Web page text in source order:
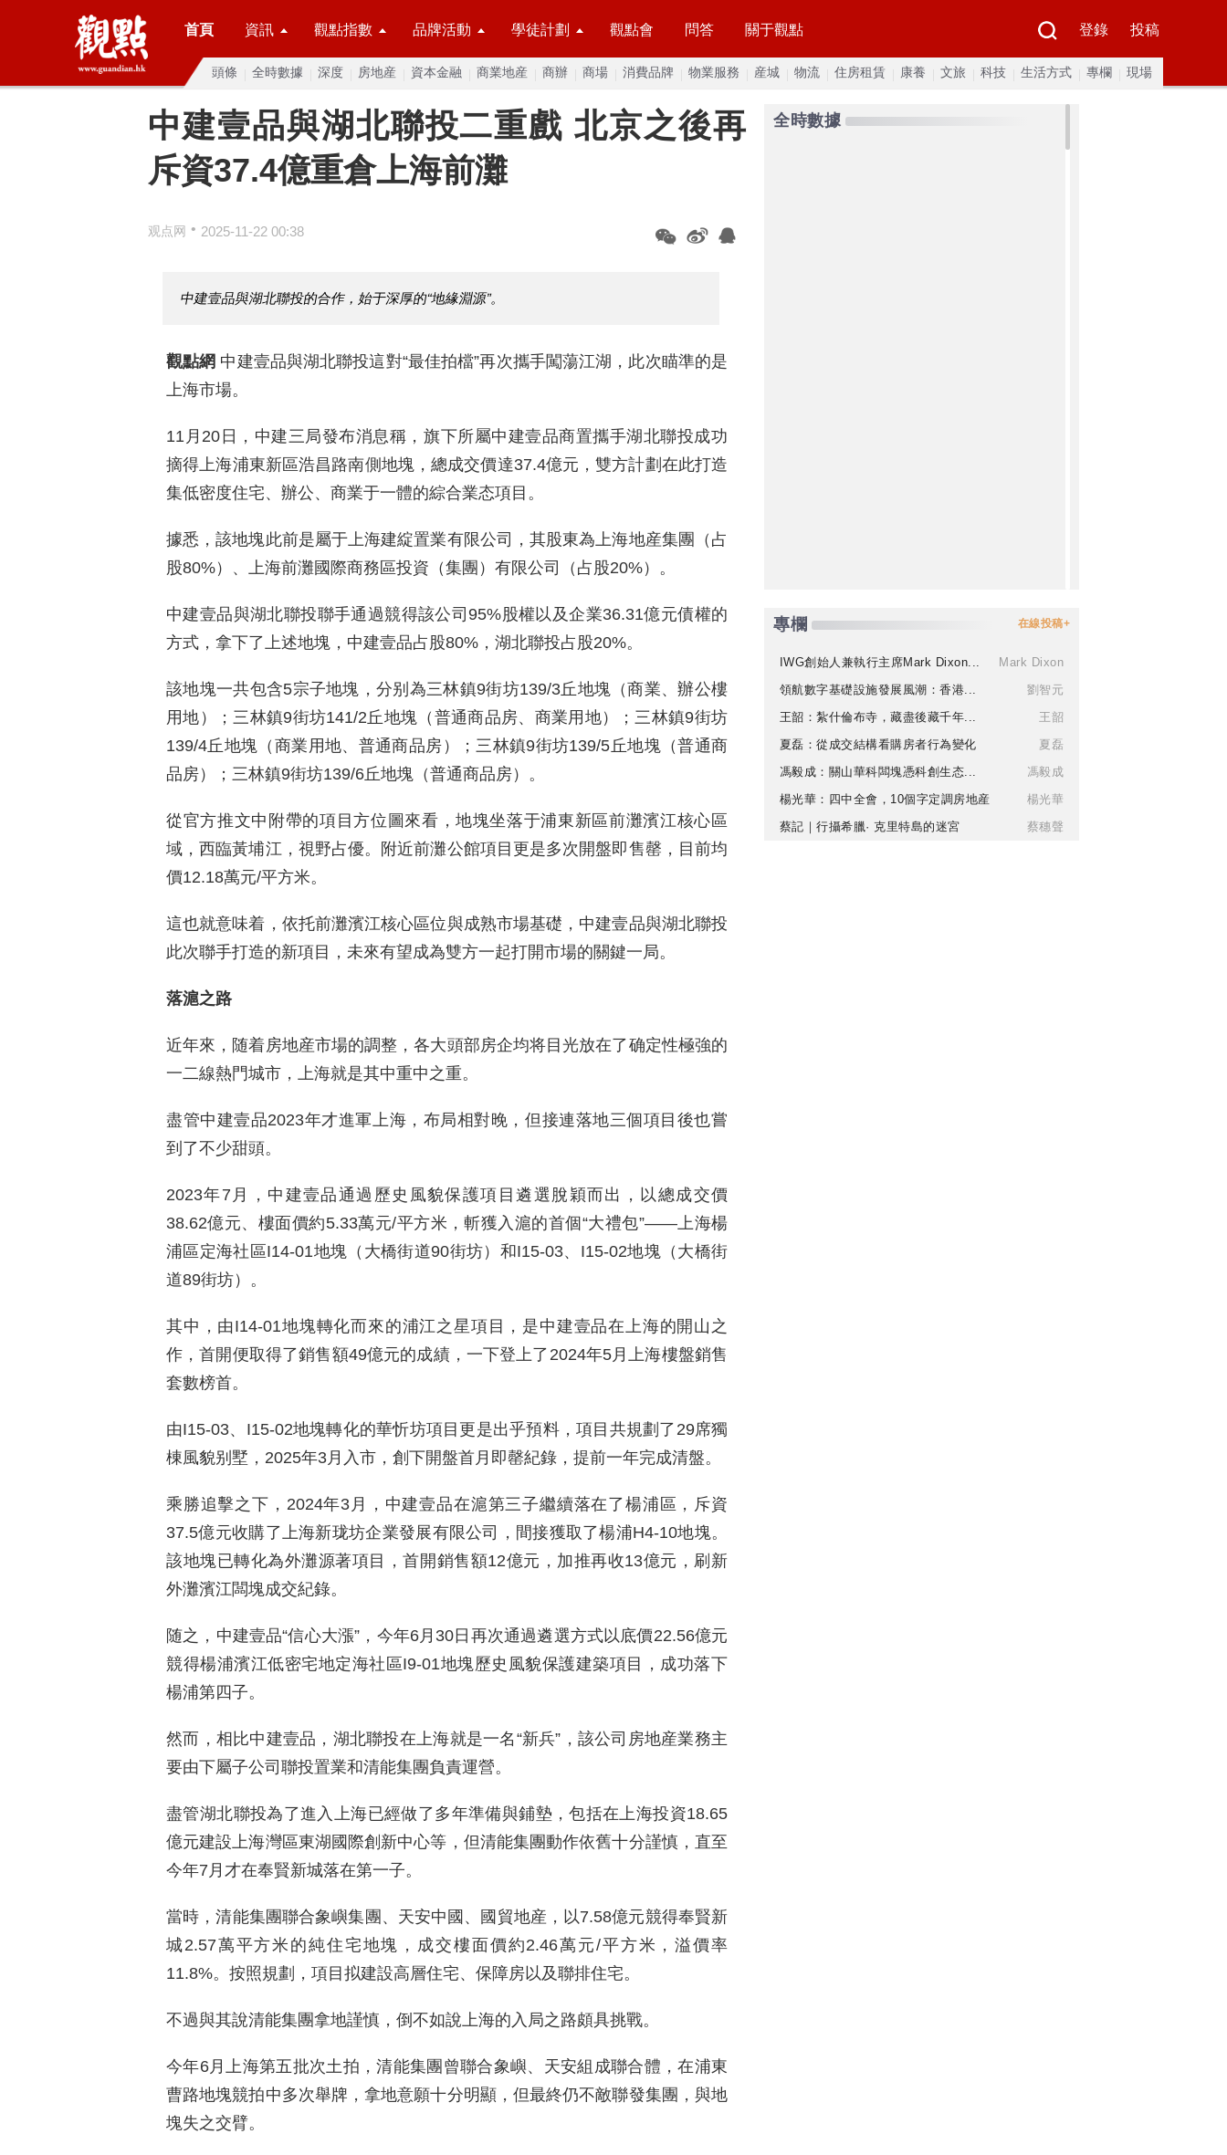
首頁 資訊 觀點指數 品牌活動 學徒計劃 觀點會 問答 關于觀點 登錄 投稿
頭條 全時數據 深度 房地産 資本金融 商業地産 商辦 商場 消費品牌 物業服務 産城 物流 住房租賃 康養 文旅 科技 生活方式 專欄 現場
中建壹品與湖北聯投二重戲 北京之後再
斥資37.4億重倉上海前灘
观点网 • 2025-11-22 00:38
中建壹品與湖北聯投的合作，始于深厚的“地緣淵源”。
觀點網 中建壹品與湖北聯投這對“最佳拍檔”再次攜手闖蕩江湖，此次瞄準的是
上海市場。
11月20日，中建三局發布消息稱，旗下所屬中建壹品商置攜手湖北聯投成功
摘得上海浦東新區浩昌路南側地塊，總成交價達37.4億元，雙方計劃在此打造
集低密度住宅、辦公、商業于一體的綜合業态項目。
據悉，該地塊此前是屬于上海建綻置業有限公司，其股東為上海地産集團（占
股80%）、上海前灘國際商務區投資（集團）有限公司（占股20%）。
中建壹品與湖北聯投聯手通過競得該公司95%股權以及企業36.31億元債權的
方式，拿下了上述地塊，中建壹品占股80%，湖北聯投占股20%。
該地塊一共包含5宗子地塊，分别為三林鎮9街坊139/3丘地塊（商業、辦公樓
用地）；三林鎮9街坊141/2丘地塊（普通商品房、商業用地）；三林鎮9街坊
139/4丘地塊（商業用地、普通商品房）；三林鎮9街坊139/5丘地塊（普通商
品房）；三林鎮9街坊139/6丘地塊（普通商品房）。
從官方推文中附帶的項目方位圖來看，地塊坐落于浦東新區前灘濱江核心區
域，西臨黃埔江，視野占優。附近前灘公館項目更是多次開盤即售罄，目前均
價12.18萬元/平方米。
這也就意味着，依托前灘濱江核心區位與成熟市場基礎，中建壹品與湖北聯投
此次聯手打造的新項目，未來有望成為雙方一起打開市場的關鍵一局。
落滬之路
近年來，随着房地産市場的調整，各大頭部房企均将目光放在了确定性極強的
一二線熱門城市，上海就是其中重中之重。
盡管中建壹品2023年才進軍上海，布局相對晚，但接連落地三個項目後也嘗
到了不少甜頭。
2023年7月，中建壹品通過歷史風貌保護項目遴選脫穎而出，以總成交價
38.62億元、樓面價約5.33萬元/平方米，斬獲入滬的首個“大禮包”——上海楊
浦區定海社區I14-01地塊（大橋街道90街坊）和I15-03、I15-02地塊（大橋街
道89街坊）。
其中，由I14-01地塊轉化而來的浦江之星項目，是中建壹品在上海的開山之
作，首開便取得了銷售額49億元的成績，一下登上了2024年5月上海樓盤銷售
套數榜首。
由I15-03、I15-02地塊轉化的華忻坊項目更是出乎預料，項目共規劃了29席獨
棟風貌别墅，2025年3月入市，創下開盤首月即罄紀錄，提前一年完成清盤。
乘勝追擊之下，2024年3月，中建壹品在滬第三子繼續落在了楊浦區，斥資
37.5億元收購了上海新珑坊企業發展有限公司，間接獲取了楊浦H4-10地塊。
該地塊已轉化為外灘源著項目，首開銷售額12億元，加推再收13億元，刷新
外灘濱江闆塊成交紀錄。
随之，中建壹品“信心大漲”，今年6月30日再次通過遴選方式以底價22.56億元
競得楊浦濱江低密宅地定海社區I9-01地塊歷史風貌保護建築項目，成功落下
楊浦第四子。
然而，相比中建壹品，湖北聯投在上海就是一名“新兵”，該公司房地産業務主
要由下屬子公司聯投置業和清能集團負責運營。
盡管湖北聯投為了進入上海已經做了多年準備與鋪墊，包括在上海投資18.65
億元建設上海灣區東湖國際創新中心等，但清能集團動作依舊十分謹慎，直至
今年7月才在奉賢新城落在第一子。
當時，清能集團聯合象嶼集團、天安中國、國貿地産，以7.58億元競得奉賢新
城2.57萬平方米的純住宅地塊，成交樓面價約2.46萬元/平方米，溢價率
11.8%。按照規劃，項目拟建設高層住宅、保障房以及聯排住宅。
不過與其說清能集團拿地謹慎，倒不如說上海的入局之路頗具挑戰。
今年6月上海第五批次土拍，清能集團曾聯合象嶼、天安組成聯合體，在浦東
曹路地塊競拍中多次舉牌，拿地意願十分明顯，但最終仍不敵聯發集團，與地
塊失之交臂。
全時數據
專欄 在線投稿+
IWG創始人兼執行主席Mark Dixon...
Mark Dixon
領航數字基礎設施發展風潮：香港...
劉智元
王韶：紮什倫布寺，藏盡後藏千年...
王韶
夏磊：從成交結構看購房者行為變化
夏磊
馮毅成：關山華科闆塊憑科創生态...
馮毅成
楊光華：四中全會，10個字定調房地産
楊光華
蔡記｜行攝希臘· 克里特島的迷宮
蔡穗聲